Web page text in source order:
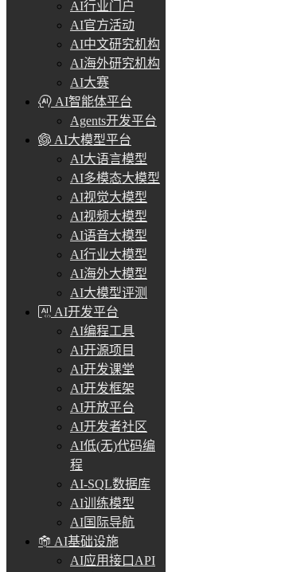
AI行业门户
AI官方活动
AI中文研究机构
AI海外研究机构
AI大赛
AI智能体平台
Agents开发平台
AI大模型平台
AI大语言模型
AI多模态大模型
AI视觉大模型
AI视频大模型
AI语音大模型
AI行业大模型
AI海外大模型
AI大模型评测
AI开发平台
AI编程工具
AI开源项目
AI开发课堂
AI开发框架
AI开放平台
AI开发者社区
AI低(无)代码编
程
AI-SQL数据库
AI训练模型
AI国际导航
AI基础设施
AI应用接口API